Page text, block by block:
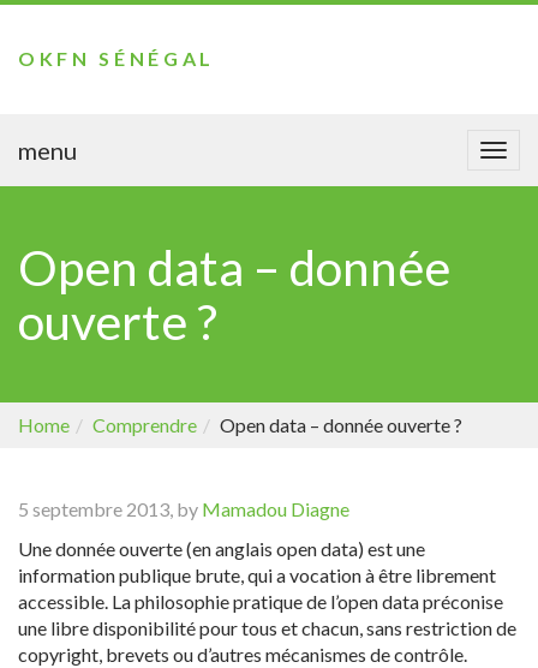
OKFN SÉNÉGAL
menu
Open data – donnée
ouverte ?
Home Comprendre Open data – donnée ouverte ?
5 septembre 2013, by Mamadou Diagne
Une donnée ouverte (en anglais open data) est une
information publique brute, qui a vocation à être librement
accessible. La philosophie pratique de l’open data préconise
une libre disponibilité pour tous et chacun, sans restriction de
copyright, brevets ou d’autres mécanismes de contrôle.